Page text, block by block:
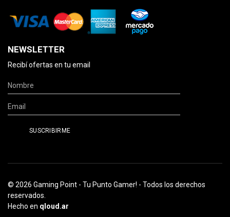
NEWSLETTER
Recibí ofertas en tu email
© 2026 Gaming Point - Tu Punto Gamer! - Todos los derechos
reservados.
Hecho en qloud.ar